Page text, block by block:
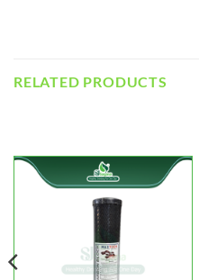
RELATED PRODUCTS